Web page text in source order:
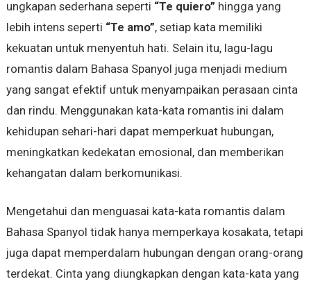
ungkapan sederhana seperti “Te quiero” hingga yang
lebih intens seperti “Te amo”, setiap kata memiliki
kekuatan untuk menyentuh hati. Selain itu, lagu-lagu
romantis dalam Bahasa Spanyol juga menjadi medium
yang sangat efektif untuk menyampaikan perasaan cinta
dan rindu. Menggunakan kata-kata romantis ini dalam
kehidupan sehari-hari dapat memperkuat hubungan,
meningkatkan kedekatan emosional, dan memberikan
kehangatan dalam berkomunikasi.
Mengetahui dan menguasai kata-kata romantis dalam
Bahasa Spanyol tidak hanya memperkaya kosakata, tetapi
juga dapat memperdalam hubungan dengan orang-orang
terdekat. Cinta yang diungkapkan dengan kata-kata yang